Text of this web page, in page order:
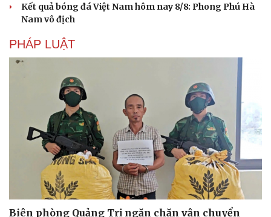
Kết quả bóng đá Việt Nam hôm nay 8/8: Phong Phú Hà
Nam vô địch
PHÁP LUẬT
Biên phòng Quảng Trị ngăn chặn vận chuyển